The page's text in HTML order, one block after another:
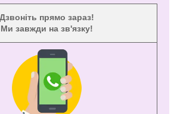
Дзвоніть прямо зараз!
Ми завжди на зв'язку!